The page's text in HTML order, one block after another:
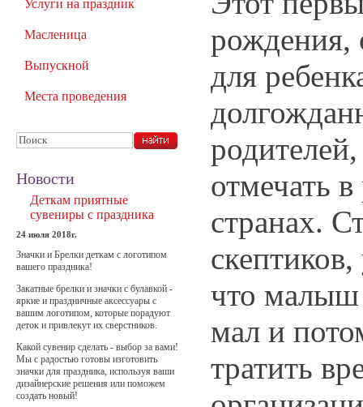
рождения,
для
отмечать
странах.
что
мал и
тратить
Услуги на праздник
Масленица
Выпускной
Места проведения
Новости
Деткам приятные
сувениры с праздника
24 июля 2018г.
Значки и Брелки деткам с логотипом
вашего праздника!
Закатные брелки и значки с булавкой -
яркие и праздничные аксессуары с
вашим логотипом, которые порадуют
деток и привлекут их сверстников.
Какой сувенир сделать - выбор за вами!
Мы с радостью готовы изготовить
значки для праздника, используя ваши
дизайнерские решения или поможем
создать новый!